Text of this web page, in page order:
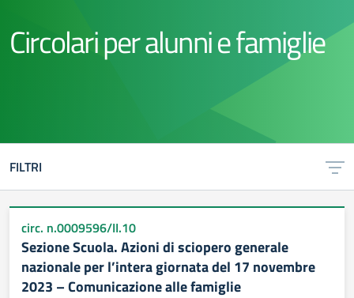
Circolari per alunni e famiglie
FILTRI
circ. n.0009596/II.10
Sezione Scuola. Azioni di sciopero generale
nazionale per l’intera giornata del 17 novembre
2023 – Comunicazione alle famiglie